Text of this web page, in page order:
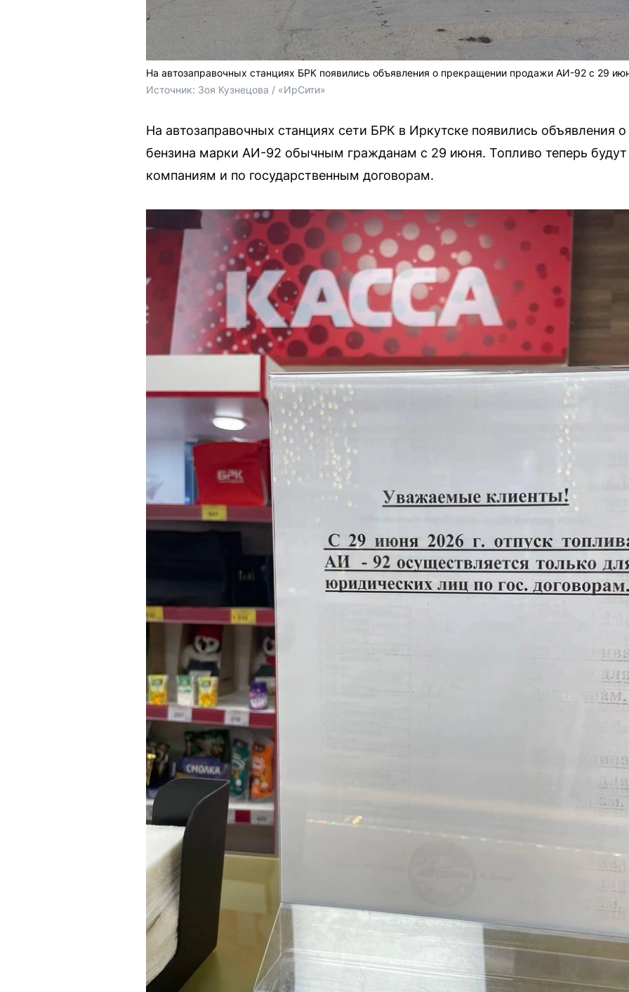
На автозаправочных станциях БРК появились объявления о прекращении продажи АИ-92 с 29
Источник: Зоя Кузнецова / «ИрСити»
На автозаправочных станциях сети БРК в Иркутске появились объявления
бензина марки АИ-92 обычным гражданам с 29 июня. Топливо теперь будут
компаниям и по государственным договорам.